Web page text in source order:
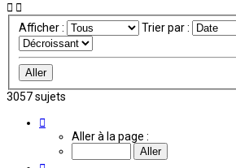
Afficher : Trier par :
3057 sujets
Aller à la page :